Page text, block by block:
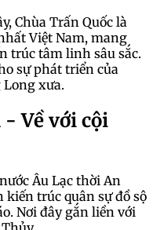
Chùa Trấn Quốc là
Việt Nam, mang
trúc tâm linh sâu sắc.
sự phát triển của
xưa.
- Về với cội
Âu Lạc thời An
trúc quân sự đồ sộ
Nơi đây gắn liền với